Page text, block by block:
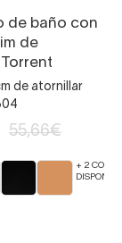
de baño con
de
de atornillar
55,66€
+ 2